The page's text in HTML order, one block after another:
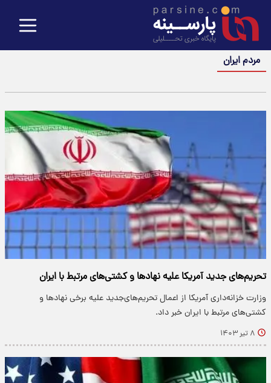
مردم ایران
تحریم‌های جدید آمریکا علیه نهادها و کشتی‌های مرتبط با ایران
وزارت خزانه‌داری آمریکا از اعمال تحریم‌های‌جدید علیه برخی نهادها و
کشتی‌های مرتبط با ایران خبر داد.
۸ تیر ۱۴۰۳